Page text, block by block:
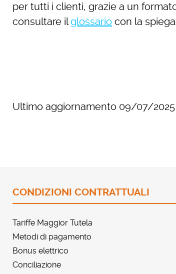
per tutti i clienti, grazie a un
consultare ilglossario con la
Ultimo aggiornamento 09/07/2025
CONDIZIONI CONTRATTUALI
Tariffe Maggior Tutela
Metodi di pagamento
Bonus elettrico
Conciliazione